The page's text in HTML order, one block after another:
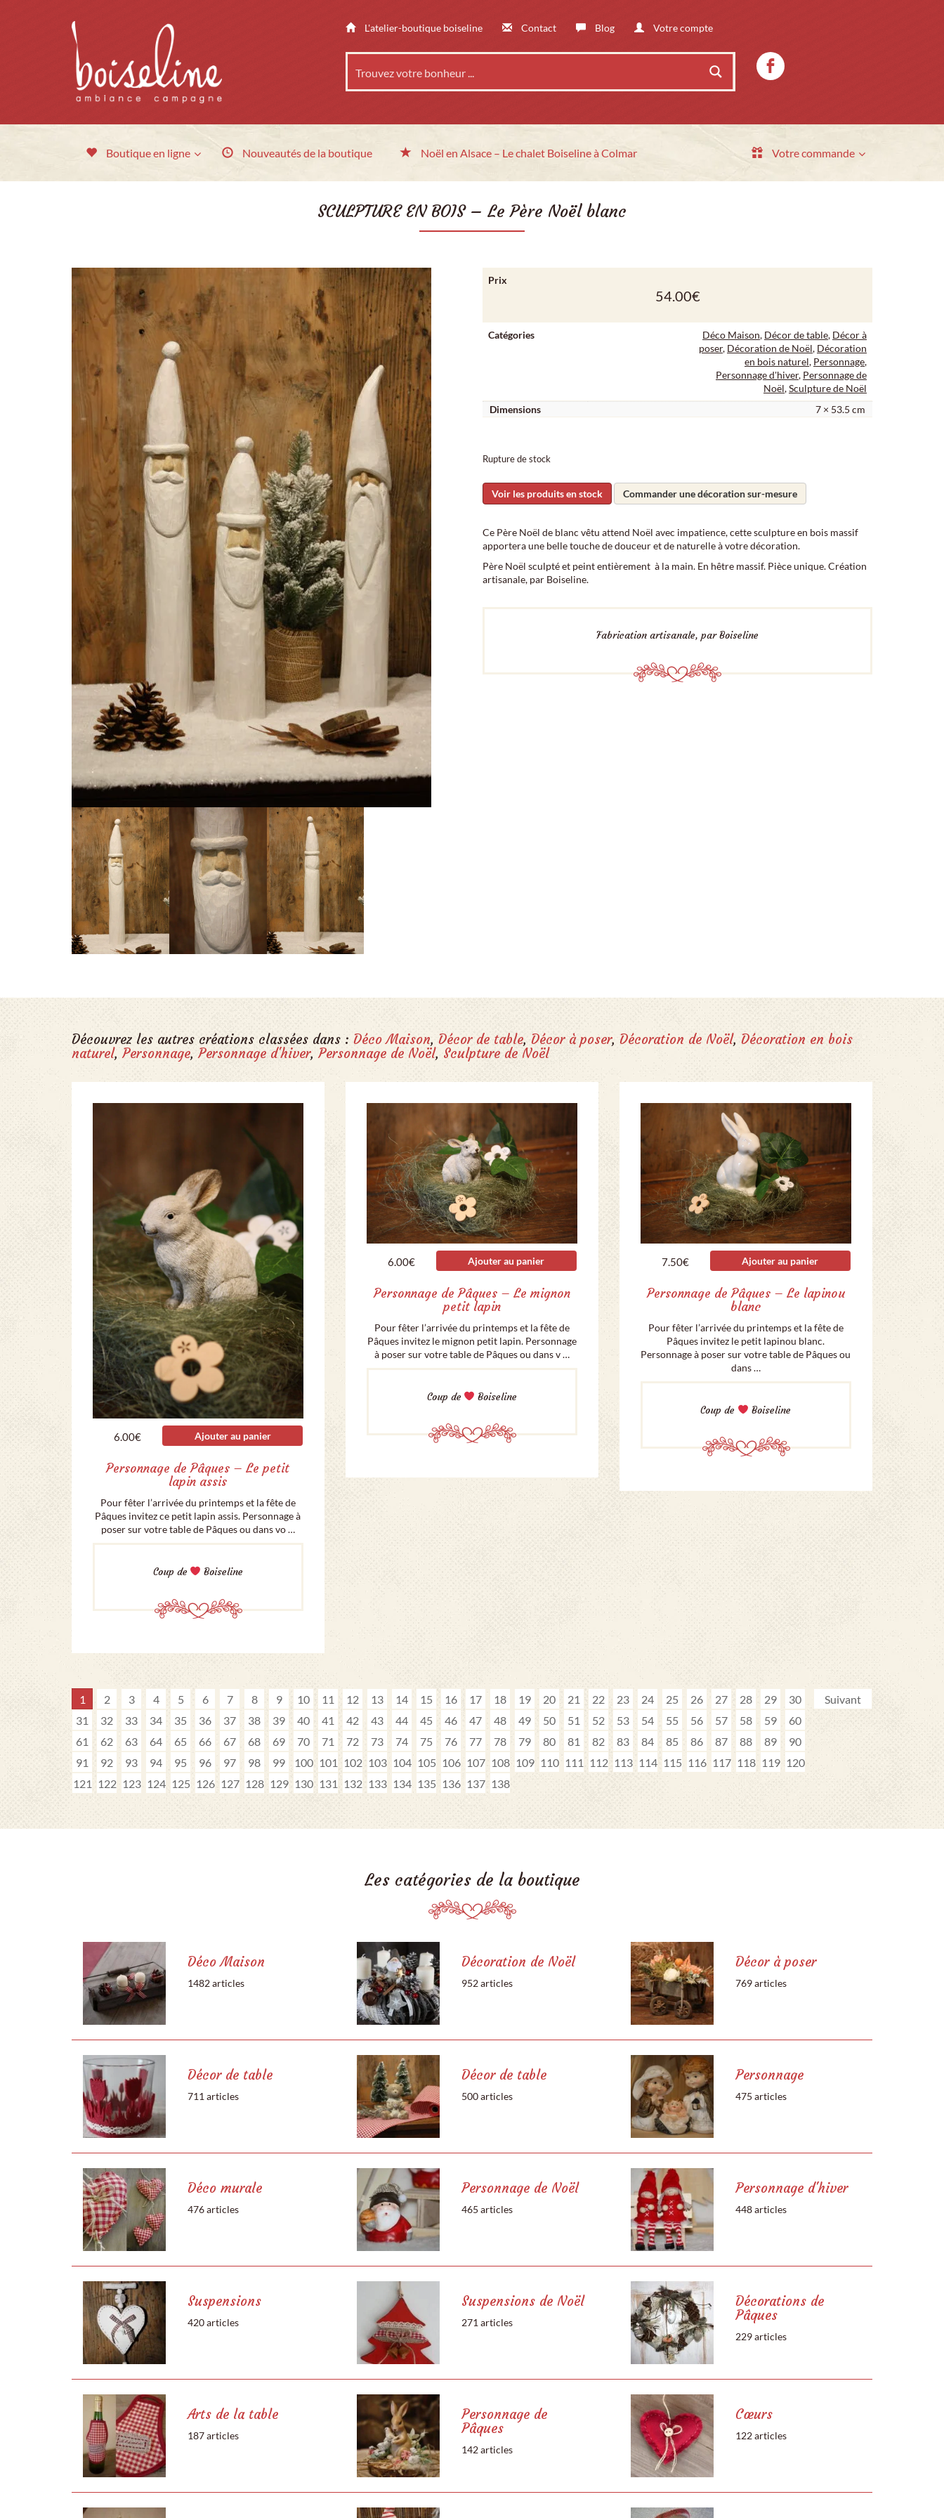
L'atelier-boutique boiseline Contact Blog Votre compte
Boutique en ligne Nouveautésde la boutique Noël en Alsace – Le chalet Boiseline à Colmar Votre commande
SCULPTURE EN BOIS – Le Père Noël blanc
Prix
54.00€
Catégories Déco Maison, Décor de table, Décor à
poser, Décoration de Noël, Décoration
en bois naturel, Personnage,
Personnage d'hiver, Personnage de
Noël,Sculpture de Noël
Dimensions
7 × 53.5 cm
Rupture de stock
Voir les produits en stock Commander une décoration sur-mesure
Ce Père Noël de blanc vêtu attend Noël avec impatience, cette sculpture en bois massif
apportera une belle touche de douceur et de naturelle à votre décoration.
Père Noël sculpté et peint entièrement à la main. En hêtre massif. Pièce unique. Création
artisanale, par Boiseline.
Fabrication artisanale, par Boiseline
Découvrez les autres créations classées dans : Déco Maison, Décor de table, Décor à poser, Décoration de Noël, Décoration en bois
naturel, Personnage, Personnage d'hiver, Personnage de Noël, Sculpture de Noël
6.00€ Ajouter au panier
Personnage de Pâques – Le petit
lapin assis
Pour fêter l’arrivée du printemps et la fête de
Pâques invitez ce petit lapin assis. Personnage à
poser sur votre table de Pâques ou dans vo …
Coup de Boiseline
6.00€ Ajouter au panier
Personnage de Pâques – Le mignon
petit lapin
Pour fêter l’arrivée du printemps et la fête de
Pâques invitez le mignon petit lapin. Personnage
à poser sur votre table de Pâques ou dans v …
Coup de Boiseline
7.50€ Ajouter au panier
Personnage de Pâques – Le lapinou
blanc
Pour fêter l’arrivée du printemps et la fête de
Pâques invitez le petit lapinou blanc.
Personnage à poser sur votre table de Pâques ou
dans …
Coup de Boiseline
1 2 3 4 5 6 7 8 9 10 11 12 13 14 15 16 17 18 19 20 21 22 23 24 25 26 27 28 29
30
31
32 33 34 35 36 37 38 39 40 41 42 43 44 45 46 47 48 49 50 51 52 53 54 55 56 57 58 59
60
61
62 63 64 65 66 67 68 69 70 71 72 73 74 75 76 77 78 79 80 81 82 83 84 85 86 87 88 89
90
91
92 93 94 95 96 97 98 99 100 101 102 103 104 105 106 107 108 109 110 111 112 113 114 115 116 117 118 119 120
121
122 123 124 125 126 127 128 129 130 131 132 133 134 135 136 137 138
Suivant
Les catégories de la boutique
Déco Maison
1482 articles
Décoration de Noël
952 articles
Décor à poser
769 articles
Décor de table
711 articles
Décor de table
500 articles
Personnage
475 articles
Déco murale
476 articles
Personnage de Noël
465 articles
Personnage d'hiver
448 articles
Suspensions
420 articles
Suspensions de Noël
271 articles
Décorations de
Pâques
229 articles
Arts de la table
187 articles
Personnage de
Pâques
142 articles
Cœurs
122 articles